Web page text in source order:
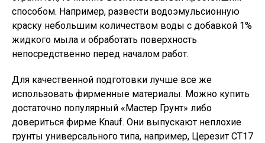
способом. Например, развести водоэмульсионную
краску небольшим количеством воды с добавкой 1%
жидкого мыла и обработать поверхность
непосредственно перед началом работ.
Для качественной подготовки лучше все же
использовать фирменные материалы. Можно купить
достаточно популярный «Мастер Грунт» либо
довериться фирме Knauf. Они выпускают неплохие
грунты универсального типа, например, Церезит СТ17